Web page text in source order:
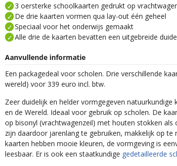
3 oersterke schoolkaarten gedrukt op
De drie kaarten vormen qua lay-out één geheel
Speciaal voor het onderwijs gemaakt
Alle drie de kaarten bevatten een uitgebreide
Aanvullende informatie
Een packagedeal voor scholen. Drie verschillende
wereld) voor 339 euro incl. btw.
Zeer duidelijk en helder vormgegeven natuurkundige
en de Wereld. Ideaal voor gebruik op scholen. De
op bisonyl (vrachtwagenzeil) met houten stokken als
zijn daardoor jarenlang te gebruiken, makkelijk op te
kaarten hebben mooie kleuren, de vormgeving is
leesbaar. Er is ook een staatkundige gedetailleerde